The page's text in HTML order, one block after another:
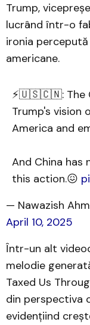
Trump,
lucrând într-o
ironia
americane. ​
⚡🇺🇸🇨🇳: The
Trump's vision
America and
And China has
this action.😖
— Nawazish
April 10, 2025
Într-un alt
melodie
Taxed Us
din perspectiva
evidențiind